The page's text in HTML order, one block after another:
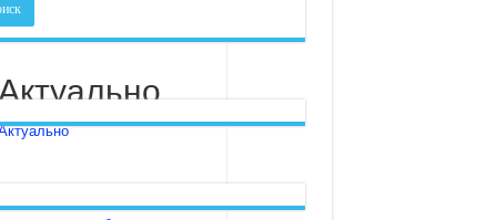
Актуально